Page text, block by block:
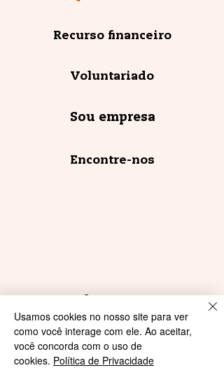
Recurso financeiro
Voluntariado
Sou empresa
Encontre-nos
contato@horasdavida.org.br
Blog Educação em Saúde
Usamos cookies no nosso site para ver
como você interage com ele. Ao aceitar,
você concorda com o uso de
cookies. Política de Privacidade